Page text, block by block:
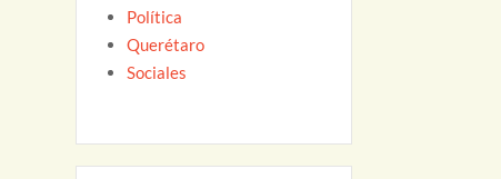
Política
Querétaro
Sociales